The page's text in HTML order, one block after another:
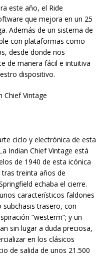
este año, el Ride
que mejora en un 25
Además de un sistema de
con plataformas como
desde donde nos
de manera fácil e intuitiva
dispositivo.
ciclo y electrónica de esta
Indian Chief Vintage está
de 1940 de esta icónica
tras treinta años de
echaba el cierre.
característicos faldones
subchasis trasero, con
“westerm”; y un
sin lugar a duda preciosa,
en los clásicos
de salida de unos 21.500